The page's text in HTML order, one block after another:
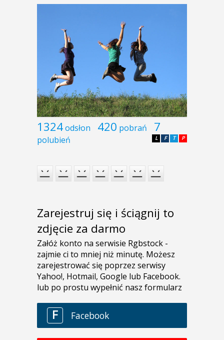
1324odsłon 420 pobrań 7
polubień P
T
F
L
Zarejestruj się i ściągnij to
zdjęcie za darmo